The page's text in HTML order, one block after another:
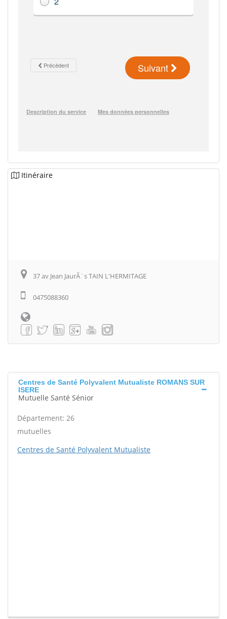
Itinéraire
37 av Jean JaurÃ¨s TAIN L'HERMITAGE
0475088360
Centres de Santé Polyvalent Mutualiste ROMANS SUR
ISERE
Mutuelle Santé Sénior
Département: 26
mutuelles
Centres de Santé Polyvalent Mutualiste